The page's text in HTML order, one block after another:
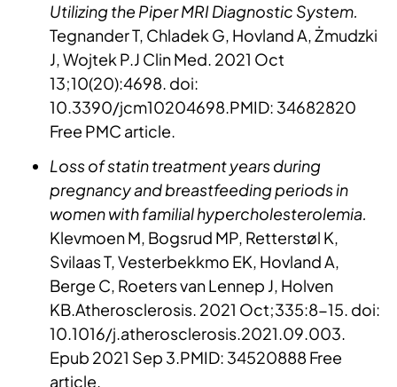
Utilizing the Piper MRI Diagnostic System.
Tegnander T, Chladek G, Hovland A, Żmudzki
J, Wojtek P.J Clin Med. 2021 Oct
13;10(20):4698. doi:
10.3390/jcm10204698.PMID: 34682820
Free PMC article.
Loss of statin treatment years during
pregnancy and breastfeeding periods in
women with familial hypercholesterolemia.
Klevmoen M, Bogsrud MP, Retterstøl K,
Svilaas T, Vesterbekkmo EK, Hovland A,
Berge C, Roeters van Lennep J, Holven
KB.Atherosclerosis. 2021 Oct;335:8-15. doi:
10.1016/j.atherosclerosis.2021.09.003.
Epub 2021 Sep 3.PMID: 34520888 Free
article.